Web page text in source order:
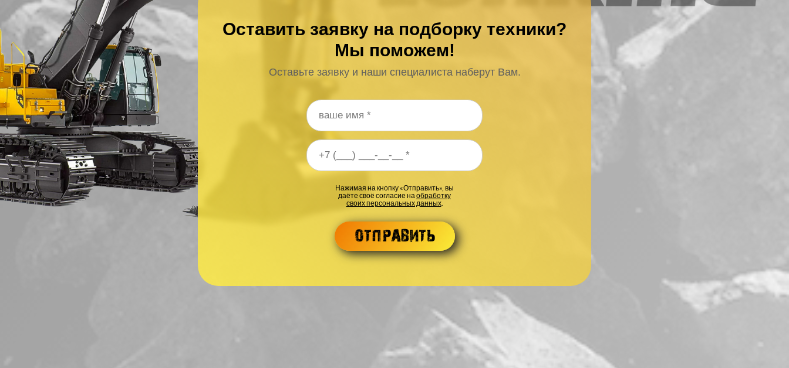
Оставить заявку на подборку техники?
Мы поможем!
Оставьте заявку и наши специалиста наберут Вам.
Ваш номер телефона
Нажимая на кнопку «Отправить», вы
даёте своё согласие на обработку
своих персональных данных.